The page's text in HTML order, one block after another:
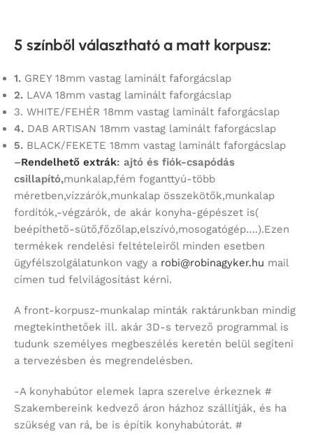
5 színből választható a matt korpusz:
1. GREY 18mm vastag laminált faforgácslap
2. LAVA 18mm vastag laminált faforgácslap
3. WHITE/FEHÉR 18mm vastag laminált faforgácslap
4. DAB ARTISAN 18mm vastag laminált faforgácslap
5. BLACK/FEKETE 18mm vastag laminált faforgácslap
–Rendelhető extrák: ajtó és fiók-csapódás
csillapító,munkalap,fém foganttyú-több
méretben,vízzárók,munkalap összekötők,munkalap
fordítók,-végzárók, de akár konyha-gépészet is(
beépíthető-sütő,főzőlap,elszívó,mosogatógép….).Ezen
termékek rendelési feltételeiről minden esetben
ügyfélszolgálatunkon vagy a robi@robinagyker.hu mail
címen tud felvilágosítást kérni.
A front-korpusz-munkalap minták raktárunkban mindig
megtekinthetőek ill. akár 3D-s tervező programmal is
tudunk személyes megbeszélés keretén belül segíteni
a tervezésben és megrendelésben.
-A konyhabútor elemek lapra szerelve érkeznek #
Szakembereink kedvező áron házhoz szállítják, és ha
szükség van rá, be is építik konyhabútorát. #